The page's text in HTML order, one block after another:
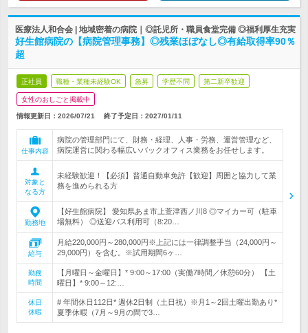
医療法人和合会 | 地域密着の病院｜◎託児所・職員食堂完備 ◎福利厚生充実
好生館病院の【病院管理事務】◎残業ほぼなし◎有給取得率90％
超
正社員 職種・業種未経験OK 急募 学歴不問 第二新卒歓迎
女性のおしごと掲載中
情報更新日：2026/07/21 終了予定日： 2027/01/11
仕事内容
病院の管理部門にて、財務・経理、人事・労務、運営管理など、
病院運営に関わる幅広いバックオフィス業務をお任せします。
対象と
なる方
未経験歓迎！【必須】普通自動車免許【歓迎】周囲と協力して業
務を進められる方
勤務地
【好生館病院】 愛知県あま市上萱津西ノ川8 ◎マイカー可（駐車
場無料） ◎送迎バス利用可（8:20…
給与
月給220,000円～280,000円※上記には一律調整手当（24,000円～
29,000円）を含む。※試用期間6ヶ…
勤務
時間
【月曜日～金曜日】* 9:00～17:00（実働7時間／休憩60分） 【土
曜日】* 9:00～12:…
休日
休暇
# 年間休日112日* 週休2日制（土日祝）※月1～2回土曜出勤あり*
夏季休暇（7月～9月の間で3…